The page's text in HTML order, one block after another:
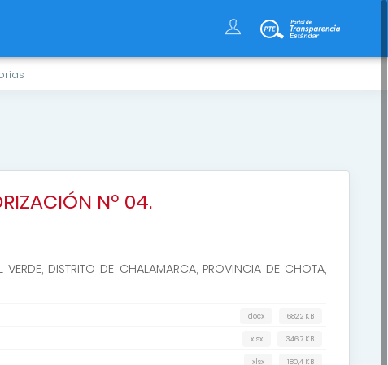
Nº 04.
DISTRITO DE CHALAMARCA, PROVINCIA DE CHOTA,
682,2 KB
docx
346,7 KB
xlsx
180,4 KB
xlsx